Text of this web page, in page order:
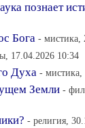
познает
Бога - мистика,
17.04.2026 10:34
Духа - мистика,
Земли -
- религия,